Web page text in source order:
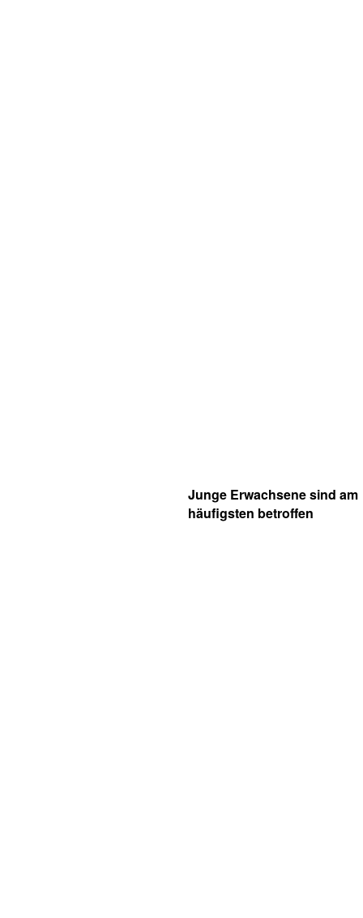
Junge Erwachsene sind am
häufigsten betroffen